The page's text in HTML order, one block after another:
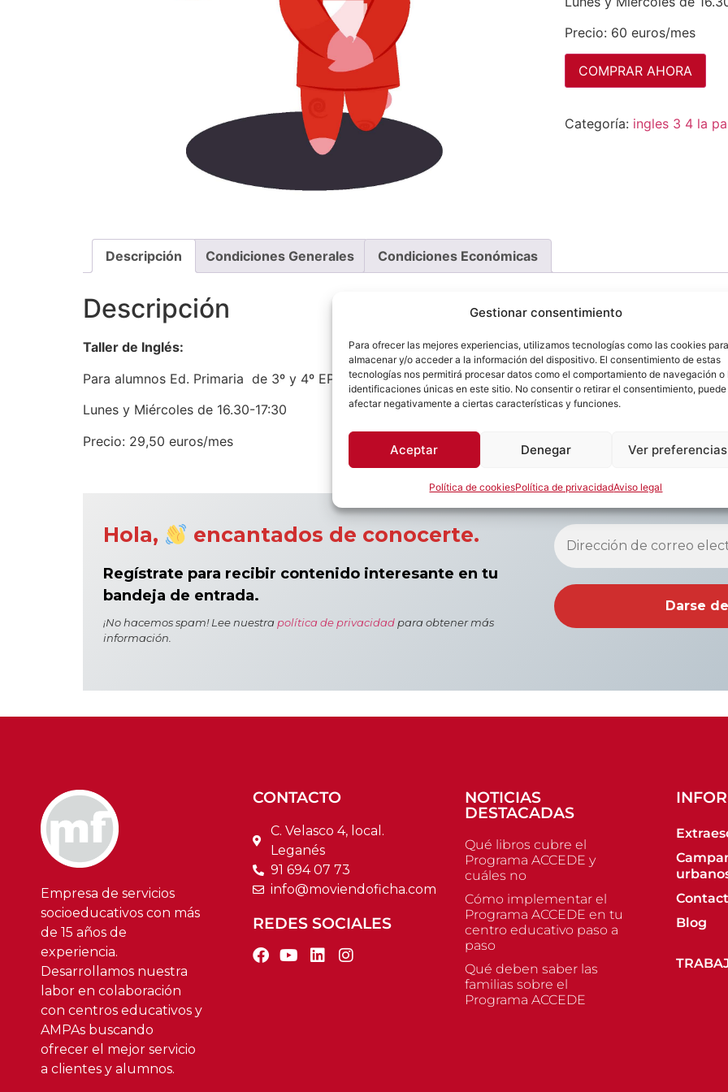
Gestionar consentimiento
Para ofrecer las mejores experiencias, utilizamos tecnologías como las cookies para
almacenar y/o acceder a la información del dispositivo. El consentimiento de estas
tecnologías nos permitirá procesar datos como el comportamiento de navegación o
identificaciones únicas en este sitio. No consentir o retirar el consentimiento, puede
afectar negativamente a ciertas características y funciones.
Aceptar Denegar Ver preferencias
Política de cookiesPolítica de privacidadAviso legal
Precio: 60 euros/mes
COMPRAR AHORA
Categoría: ingles 3 4 la
Descripción Condiciones Generales Condiciones Económicas
Descripción
Taller de Inglés:
Para alumnos Ed. Primaria de 3º y 4º EP
Lunes y Miércoles de 16.30-17:30
Precio: 29,50 euros/mes
Hola, encantados de conocerte.
Regístrate para recibir contenido interesante en tu
bandeja de entrada.
¡No hacemos spam! Lee nuestra política de privacidadpara obtener más
información.
Empresa de servicios
socioeducativos con más
de 15 años de
experiencia.
Desarrollamos nuestra
labor en colaboración
con centros educativos y
AMPAs buscando
ofrecer el mejor servicio
a clientes y alumnos.
CONTACTO
C. Velasco 4, local.
Leganés
91 694 07 73
info@moviendoficha.com
REDES SOCIALES
NOTICIAS
DESTACADAS
Qué libros cubre el
Programa ACCEDE y
cuáles no
Cómo implementar el
Programa ACCEDE en tu
centro educativo paso a
paso
Qué deben saber las
familias sobre el
Programa ACCEDE
Blog